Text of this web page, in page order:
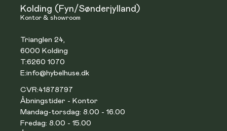
Kolding (Fyn/Sønderjylland)
Kontor & showroom
Trianglen 24,
6000 Kolding
T:6260 1070
E:info@hybelhuse.dk
CVR:41878797
Åbningstider - Kontor
Mandag-torsdag: 8.00 - 16.00
Fredag: 8.00 - 15.00